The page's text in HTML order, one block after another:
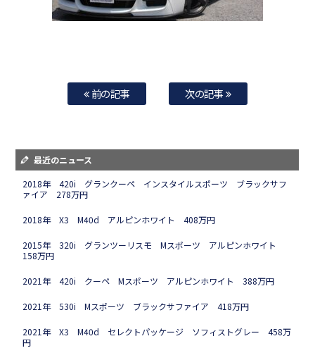
前の記事 次の記事
最近のニュース
2018年 420i グランクーペ インスタイルスポーツ ブラックサフ
ァイア 278万円
2018年 X3 M40d アルピンホワイト 408万円
2015年 320i グランツーリスモ Mスポーツ アルピンホワイト
158万円
2021年 420i クーペ Mスポーツ アルピンホワイト 388万円
2021年 530i Mスポーツ ブラックサファイア 418万円
2021年 X3 M40d セレクトパッケージ ソフィストグレー 458万
円